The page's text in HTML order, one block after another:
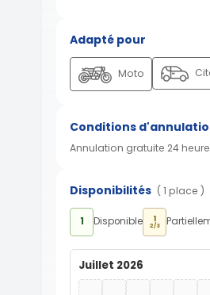
Adapté pour
Moto
Conditions
Annulation gratuite 24
Disponibilités ( 1 place )
1 Disponible 1
2/3
Juillet 2026